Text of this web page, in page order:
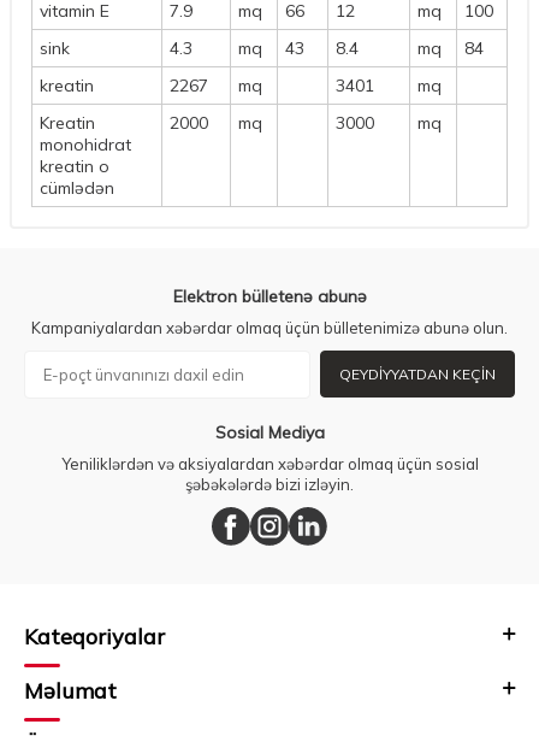
vitamin E
7.9 mq 66 12 mq
100
sink
4.3 mq 43 8.4 mq
84
kreatin
2267 mq 3401
mq
Kreatin
monohidrat
kreatin o
cümlədən
2000 mq 3000 mq
Elektron bülletenə abunə
Kampaniyalardan xəbərdar olmaq üçün bülletenimizə abunə olun.
QEYDIYYATDAN KEÇIN
Sosial Mediya
Yeniliklərdən və aksiyalardan xəbərdar olmaq üçün sosial
şəbəkələrdə bizi izləyin.
Kateqoriyalar
Məlumat